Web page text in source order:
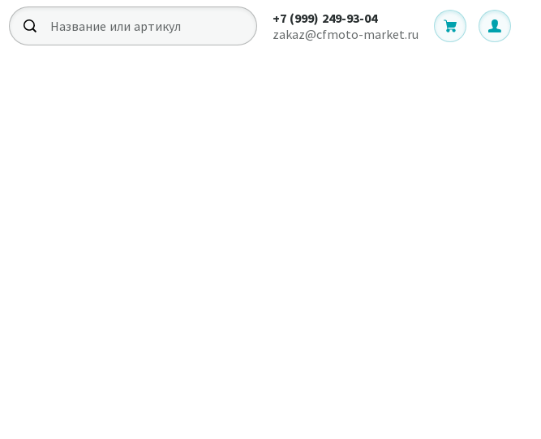
+7 (999) 249-93-04
zakaz@cfmoto-market.ru